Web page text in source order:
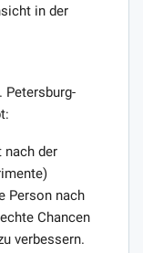
in der
Petersburg-
nach der
Person nach
Chancen
verbessern.